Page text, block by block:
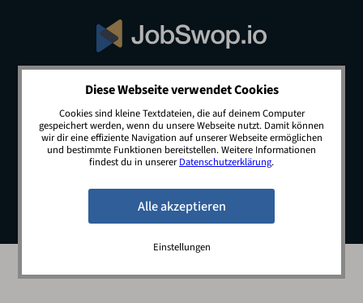
© 2026 JobSwop.io · All rights reserved.
Blog Jobs Newsletter
Kontakt
Preise
Impressum Datenschutz
Diese Webseite verwendet Cookies
Cookies sind kleine Textdateien, die auf deinem Computer
gespeichert werden, wenn du unsere Webseite nutzt. Damit können
wir dir eine effiziente Navigation auf unserer Webseite ermöglichen
und bestimmte Funktionen bereitstellen. Weitere Informationen
findest du in unsererDatenschutzerklärung.
Einstellungen